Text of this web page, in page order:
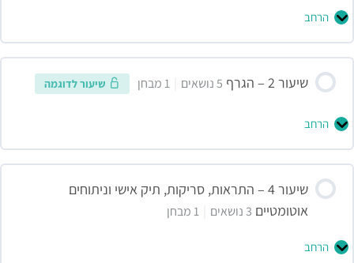
הרחב
שיעור 2 – הגרף 5 נושאים 1 מבחן שיעור לדוגמה
הרחב
שיעור 4 – התראות, סריקות, תיק אישי וניתוחים
אוטומטיים 3 נושאים 1 מבחן
הרחב